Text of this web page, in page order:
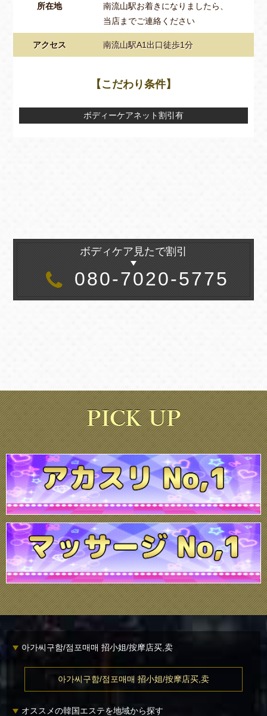
所在地
南流山駅お着きになりましたら、
当店までご連絡ください
アクセス 南流山駅A1出口徒歩1分
【こだわり条件】
ボディーケアネット割引有
ボディケア見たで割引
080-7020-5775
아가씨구함/점포매매 招小姐/按摩店买,卖
아가씨구함/점포매매 招小姐/按摩店买,卖
オススメの韓国エステを地域から探す